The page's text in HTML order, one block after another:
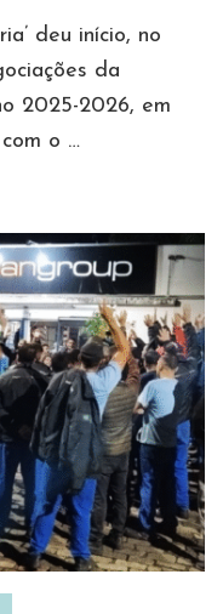
deu início, no
da
2025-2026, em
o …